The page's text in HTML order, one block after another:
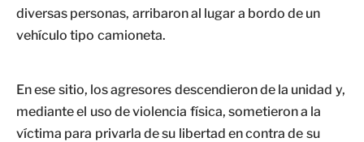
diversas personas, arribaron al lugar a bordo de un
vehículo tipo camioneta.
En ese sitio, los agresores descendieron de la unidad y,
mediante el uso de violencia física, sometieron a la
víctima para privarla de su libertad en contra de su